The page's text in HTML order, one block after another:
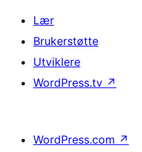
Lær
Brukerstøtte
Utviklere
WordPress.tv ↗
WordPress.com ↗